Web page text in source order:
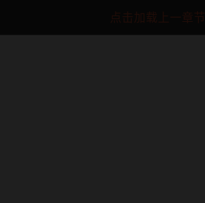
点击加载上一章节